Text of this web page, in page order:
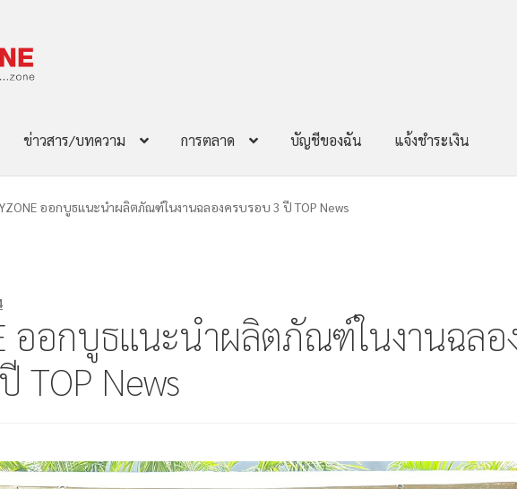
ข่าวสาร/บทความ การตลาด บัญชีของฉัน แจ้งชำระเงิน
ออกบูธแนะนำผลิตภัณฑ์ในงานฉลองครบรอบ 3 ปี TOP News
ออกบูธแนะนำผลิตภัณฑ์ในงานฉลอ
TOP News